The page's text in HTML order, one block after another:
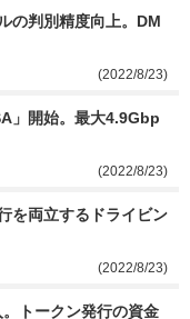
の判別精度向上。DM
(2022/8/23)
」開始。最大4.9Gbp
(2022/8/23)
を両立するドライビン
(2022/8/23)
トークン発行の資金